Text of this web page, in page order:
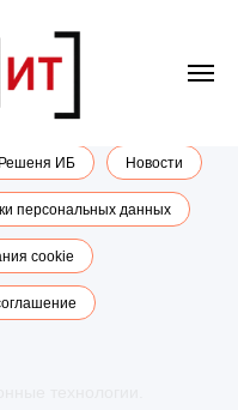
Решеня ИБ Новости
персональных данных
cookie